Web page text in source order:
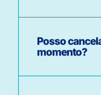
Posso
momento?